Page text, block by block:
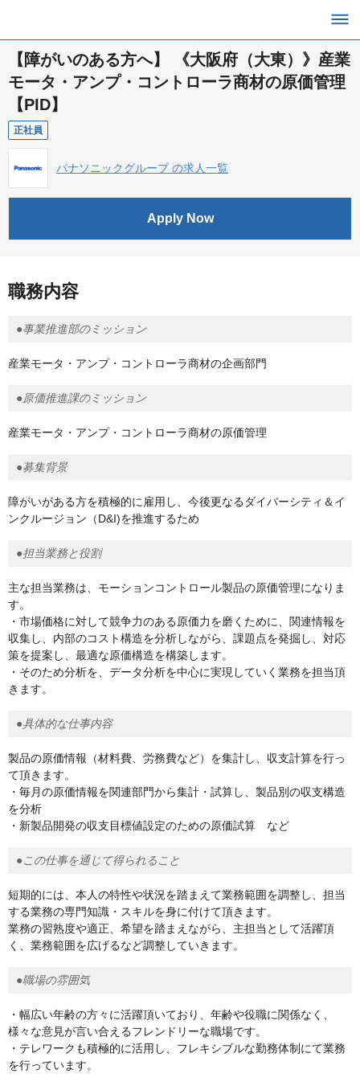
【障がいのある方へ】 《大阪府（大東）》産業
モータ・アンプ・コントローラ商材の原価管理
【PID】
正社員
パナソニックグループ の求人一覧
Apply Now
職務内容
●事業推進部のミッション
産業モータ・アンプ・コントローラ商材の企画部門
●原価推進課のミッション
産業モータ・アンプ・コントローラ商材の原価管理
●募集背景
障がいがある方を積極的に雇用し、今後更なるダイバーシティ＆イ
ンクルージョン（D&I)を推進するため
●担当業務と役割
主な担当業務は、モーションコントロール製品の原価管理になりま
す。
・市場価格に対して競争力のある原価力を磨くために、関連情報を
収集し、内部のコスト構造を分析しながら、課題点を発掘し、対応
策を提案し、最適な原価構造を構築します。
・そのため分析を、データ分析を中心に実現していく業務を担当頂
きます。
●具体的な仕事内容
製品の原価情報（材料費、労務費など）を集計し、収支計算を行っ
て頂きます。
・毎月の原価情報を関連部門から集計・試算し、製品別の収支構造
を分析
・新製品開発の収支目標値設定のための原価試算 など
●この仕事を通じて得られること
短期的には、本人の特性や状況を踏まえて業務範囲を調整し、担当
する業務の専門知識・スキルを身に付けて頂きます。
業務の習熟度や適正、希望を踏まえながら、主担当として活躍頂
く、業務範囲を広げるなど調整していきます。
●職場の雰囲気
・幅広い年齢の方々に活躍頂いており、年齢や役職に関係なく、
様々な意見が言い合えるフレンドリーな職場です。
・テレワークも積極的に活用し、フレキシブルな勤務体制にて業務
を行っています。